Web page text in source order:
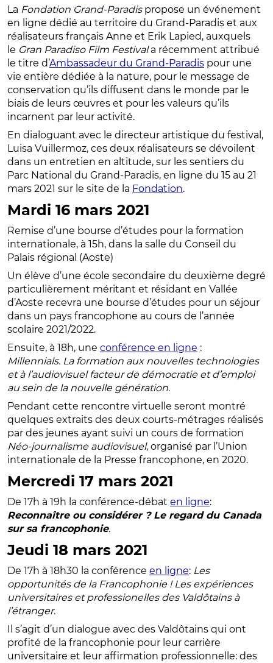
La Fondation Grand-Paradispropose un événement
en ligne dédié au territoire du Grand-Paradis et aux
réalisateurs français Anne et Erik Lapied, auxquels
le Gran Paradiso Film Festivala récemment attribué
le titre d’Ambassadeur du Grand-Paradis pour une
vie entière dédiée à la nature, pour le message de
conservation qu’ils diffusent dans le monde par le
biais de leurs œuvres et pour les valeurs qu’ils
incarnent par leur activité.
En dialoguant avec le directeur artistique du festival,
Luisa Vuillermoz, ces deux réalisateurs se dévoilent
dans un entretien en altitude, sur les sentiers du
Parc National du Grand-Paradis, en ligne du 15 au 21
mars 2021 sur le site de la Fondation.
Mardi 16 mars 2021
Remise d’une bourse d’études pour la formation
internationale, à 15h, dans la salle du Conseil du
Palais régional (Aoste)
Un élève d’une école secondaire du deuxième degré
particulièrement méritant et résidant en Vallée
d’Aoste recevra une bourse d’études pour un séjour
dans un pays francophone au cours de l’année
scolaire 2021/2022.
Ensuite, à 18h, une conférence en ligne :
Millennials. La formation aux nouvelles technologies
et à l’audiovisuel facteur de démocratie et d’emploi
au sein de la nouvelle génération.
Pendant cette rencontre virtuelle seront montré
quelques extraits des deux courts-métrages réalisés
par des jeunes ayant suivi un cours de formation
Néo-journalisme audiovisuel, organisé par l’Union
internationale de la Presse francophone, en 2020.
Mercredi 17 mars 2021
De 17h à 19h la conférence-débat en ligne:
Reconnaître ou considérer ? Le regard du Canada
sur sa francophonie.
Jeudi 18 mars 2021
De 17h à 18h30 la conférence en ligne: Les
opportunités de la Francophonie ! Les expériences
universitaires et professionelles des Valdôtains à
l’étranger.
Il s’agit d’un dialogue avec des Valdôtains qui ont
profité de la francophonie pour leur carrière
universitaire et leur affirmation professionnelle: des